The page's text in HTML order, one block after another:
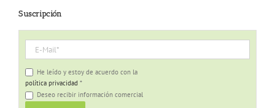
Suscripción
He leído y estoy de acuerdo con la
política privacidad *
Deseo recibir información comercial